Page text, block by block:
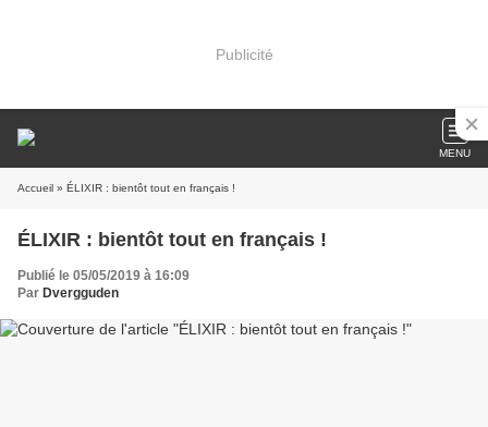
Publicité
MENU
Accueil » ÉLIXIR : bientôt tout en français !
ÉLIXIR : bientôt tout en français !
Publié le 05/05/2019 à 16:09
Par Dvergguden